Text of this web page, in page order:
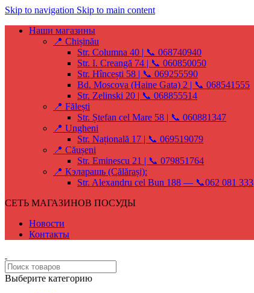
Skip to navigation Skip to main content
Наши магазины
📍 Chișinău
Str. Columna 40 | 📞 068740940
Str. I. Creangă 74 | 📞 060850050
Str. Hîncești 58 | 📞 069255590
Bd. Moscova (Haine Gata) 2 | 📞 068541555
Str. Zelinski 20 | 📞 068855514
📍 Fălești
Str. Ștefan cel Mare 58 | 📞 060881347
📍 Ungheni
Str. Națională 17 | 📞 069519079
📍 Căușeni
Str. Eminescu 21 | 📞 079851764
📍 Кэларашь (Călărași):
Str. Alexandru cel Bun 188 — 📞062 081 333
СЕТЬ МАГАЗИНОВ ПОСУДЫ
Новости
Контакты
Выберите категорию